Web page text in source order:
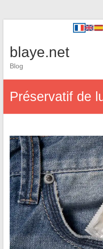
blaye.net
Blog
Préservatif de